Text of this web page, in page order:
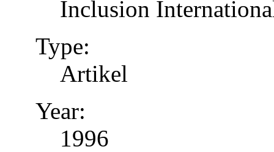
Inclusion
Type:
Artikel
Year:
1996